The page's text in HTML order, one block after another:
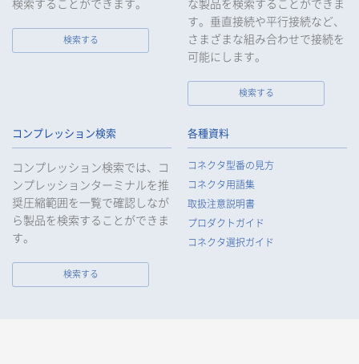
検索することができます。
検索する
な製品を検索することができま
す。垂直接続や平行接続など、
さまざまな組み合わせで接続を
可能にします。
検索する
コンプレッション検索
コンプレッション検索では、コ
ンプレッションターミナルを推
奨圧縮範囲を一覧で確認しなが
ら製品を検索することができま
す。
検索する
各種資料
コネクタ型番の見方
コネクタ用語集
取扱注意説明書
プロダクトガイド
コネクタ選択ガイド